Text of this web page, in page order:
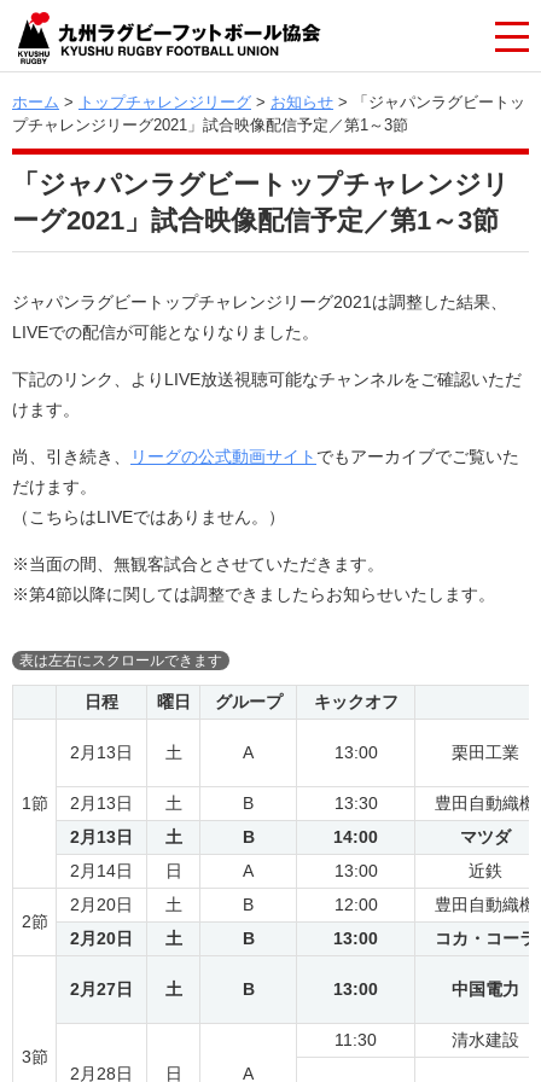
ホーム > トップチャレンジリーグ > お知らせ > 「ジャパンラグビートッ
プチャレンジリーグ2021」試合映像配信予定／第1～3節
「ジャパンラグビートップチャレンジリ
ーグ2021」試合映像配信予定／第1～3節
ジャパンラグビートップチャレンジリーグ2021は調整した結果、
LIVEでの配信が可能となりなりました。
下記のリンク、よりLIVE放送視聴可能なチャンネルをご確認いただ
けます。
尚、引き続き、 リーグの公式動画サイト でもアーカイブでご覧いた
だけます。
（こちらはLIVEではありません。）
※当面の間、無観客試合とさせていただきます。
※第4節以降に関しては調整できましたらお知らせいたします。
日程 曜日 グループ キックオフ
1節
2月13日 土 A 13:00 栗田工業
2月13日 土 B 13:30
豊田自動織機
2月13日
土 B 14:00
マツダ
2月14日
日 A 13:00 近鉄
2節
2月20日 土 B 12:00
豊田自動織機
2月20日
土 B 13:00 コカ・コーラ
3節
2月27日 土 B 13:00 中国電力
2月28日 日 A
11:30 清水建設